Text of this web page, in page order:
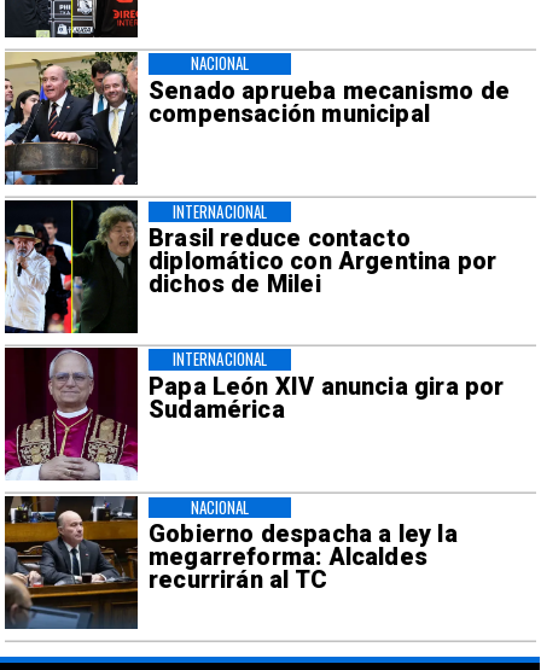
Senado aprueba mecanismo de
compensación municipal
NACIONAL
Brasil reduce contacto
diplomático con Argentina por
dichos de Milei
INTERNACIONAL
Papa León XIV anuncia gira por
Sudamérica
INTERNACIONAL
Gobierno despacha a ley la
megarreforma: Alcaldes
recurrirán al TC
NACIONAL